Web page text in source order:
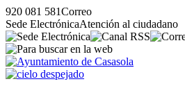
920 081 581Correo
Sede ElectrónicaAtención al ciudadano